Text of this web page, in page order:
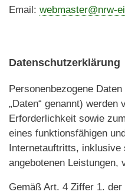
Email: webmaster@nrw-
Datenschutzerklärung
Personenbezogene
„Daten“ genannt)
Erforderlichkeit sowie
eines funktionsfähigen
Internetauftritts, inklusive
angebotenen Leistungen,
Gemäß Art. 4 Ziffer 1.